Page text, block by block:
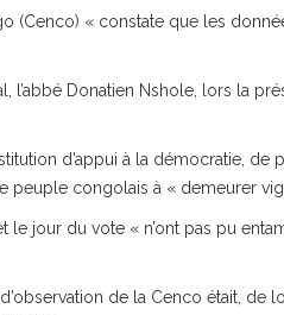
(Cenco) « constate que les
Donatien Nshole, lors la
d’appui à la démocratie,
congolais à « demeurer
jour du vote « n’ont pas pu
de la Cenco était, de